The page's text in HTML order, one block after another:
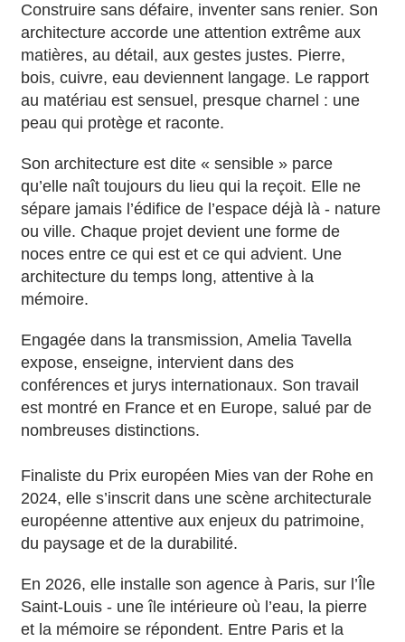
Construire sans défaire, inventer sans renier. Son
architecture accorde une attention extrême aux
matières, au détail, aux gestes justes. Pierre,
bois, cuivre, eau deviennent langage. Le rapport
au matériau est sensuel, presque charnel : une
peau qui protège et raconte.
Son architecture est dite « sensible » parce
qu’elle naît toujours du lieu qui la reçoit. Elle ne
sépare jamais l’édifice de l’espace déjà là - nature
ou ville. Chaque projet devient une forme de
noces entre ce qui est et ce qui advient. Une
architecture du temps long, attentive à la
mémoire.
Engagée dans la transmission, Amelia Tavella
expose, enseigne, intervient dans des
conférences et jurys internationaux. Son travail
est montré en France et en Europe, salué par de
nombreuses distinctions.
Finaliste du Prix européen Mies van der Rohe en
2024, elle s’inscrit dans une scène architecturale
européenne attentive aux enjeux du patrimoine,
du paysage et de la durabilité.
En 2026, elle installe son agence à Paris, sur l’Île
Saint-Louis - une île intérieure où l’eau, la pierre
et la mémoire se répondent. Entre Paris et la